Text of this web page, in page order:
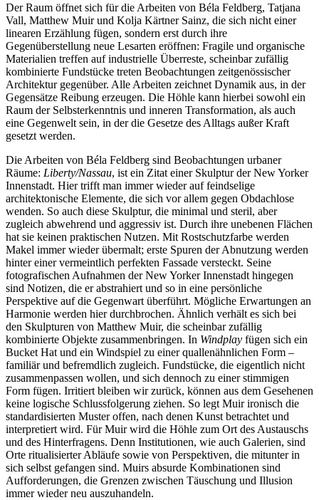
Der Raum öffnet sich für die Arbeiten von Béla Feldberg, Tatjana
Vall, Matthew Muir und Kolja Kärtner Sainz, die sich nicht einer
linearen Erzählung fügen, sondern erst durch ihre
Gegenüberstellung neue Lesarten eröffnen: Fragile und organische
Materialien treffen auf industrielle Überreste, scheinbar zufällig
kombinierte Fundstücke treten Beobachtungen zeitgenössischer
Architektur gegenüber. Alle Arbeiten zeichnet Dynamik aus, in der
Gegensätze Reibung erzeugen. Die Höhle kann hierbei sowohl ein
Raum der Selbsterkenntnis und inneren Transformation, als auch
eine Gegenwelt sein, in der die Gesetze des Alltags außer Kraft
gesetzt werden.
Die Arbeiten von Béla Feldberg sind Beobachtungen urbaner
Räume: Liberty/Nassau, ist ein Zitat einer Skulptur der New Yorker
Innenstadt. Hier trifft man immer wieder auf feindselige
architektonische Elemente, die sich vor allem gegen Obdachlose
wenden. So auch diese Skulptur, die minimal und steril, aber
zugleich abwehrend und aggressiv ist. Durch ihre unebenen Flächen
hat sie keinen praktischen Nutzen. Mit Rostschutzfarbe werden
Makel immer wieder übermalt; erste Spuren der Abnutzung werden
hinter einer vermeintlich perfekten Fassade versteckt. Seine
fotografischen Aufnahmen der New Yorker Innenstadt hingegen
sind Notizen, die er abstrahiert und so in eine persönliche
Perspektive auf die Gegenwart überführt. Mögliche Erwartungen an
Harmonie werden hier durchbrochen. Ähnlich verhält es sich bei
den Skulpturen von Matthew Muir, die scheinbar zufällig
kombinierte Objekte zusammenbringen. In Windplay fügen sich ein
Bucket Hat und ein Windspiel zu einer quallenähnlichen Form –
familiär und befremdlich zugleich. Fundstücke, die eigentlich nicht
zusammenpassen wollen, und sich dennoch zu einer stimmigen
Form fügen. Irritiert bleiben wir zurück, können aus dem Gesehenen
keine logische Schlussfolgerung ziehen. So legt Muir ironisch die
standardisierten Muster offen, nach denen Kunst betrachtet und
interpretiert wird. Für Muir wird die Höhle zum Ort des Austauschs
und des Hinterfragens. Denn Institutionen, wie auch Galerien, sind
Orte ritualisierter Abläufe sowie von Perspektiven, die mitunter in
sich selbst gefangen sind. Muirs absurde Kombinationen sind
Aufforderungen, die Grenzen zwischen Täuschung und Illusion
immer wieder neu auszuhandeln.